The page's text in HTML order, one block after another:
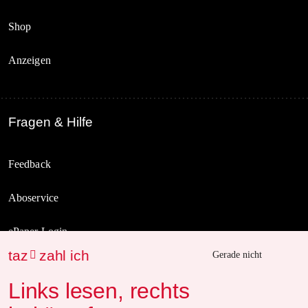
Shop
Anzeigen
Fragen & Hilfe
Feedback
Aboservice
ePaper Login
taz  zahl ich Gerade nicht
Links lesen, rechts